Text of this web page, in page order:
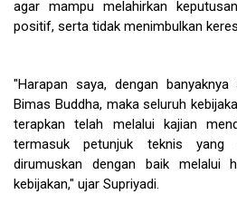
agar mampu melahirkan
positif, serta tidak menimbulkan
"Harapan saya, dengan
Bimas Buddha, maka seluruh
terapkan telah melalui kajian
termasuk petunjuk teknis yang
dirumuskan dengan baik melalui
kebijakan," ujar Supriyadi.